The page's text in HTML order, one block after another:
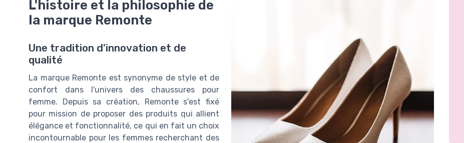
L'histoire et la philosophie de
la marque Remonte
Une tradition d'innovation et de
qualité
La marque Remonte est synonyme de style et de
confort dans l'univers des chaussures pour
femme. Depuis sa création, Remonte s'est fixé
pour mission de proposer des produits qui allient
élégance et fonctionnalité, ce qui en fait un choix
incontournable pour les femmes recherchant des